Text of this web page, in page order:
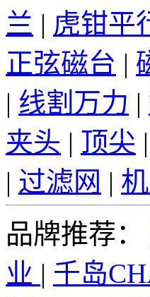
兰 | 虎钳平
正弦磁台 |
| 线割万力 |
夹头 | 顶尖 |
| 过滤网 |
品牌推荐：
业 | 千岛